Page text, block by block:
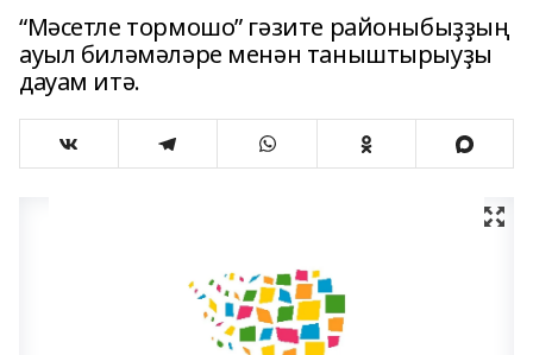
“Мәсетле тормошо” гәзите районыбыҙҙың
ауыл биләмәләре менән таныштырыуҙы
дауам итә.